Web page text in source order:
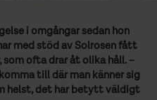
i omgångar sedan hon
med stöd av Solrosen fått
som ofta drar åt olika håll. –
till där man känner sig
helst, det har betytt väldigt